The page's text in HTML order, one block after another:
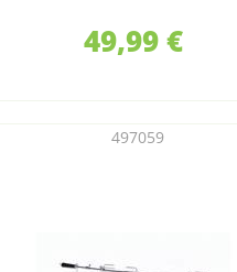
49,99 €
497059